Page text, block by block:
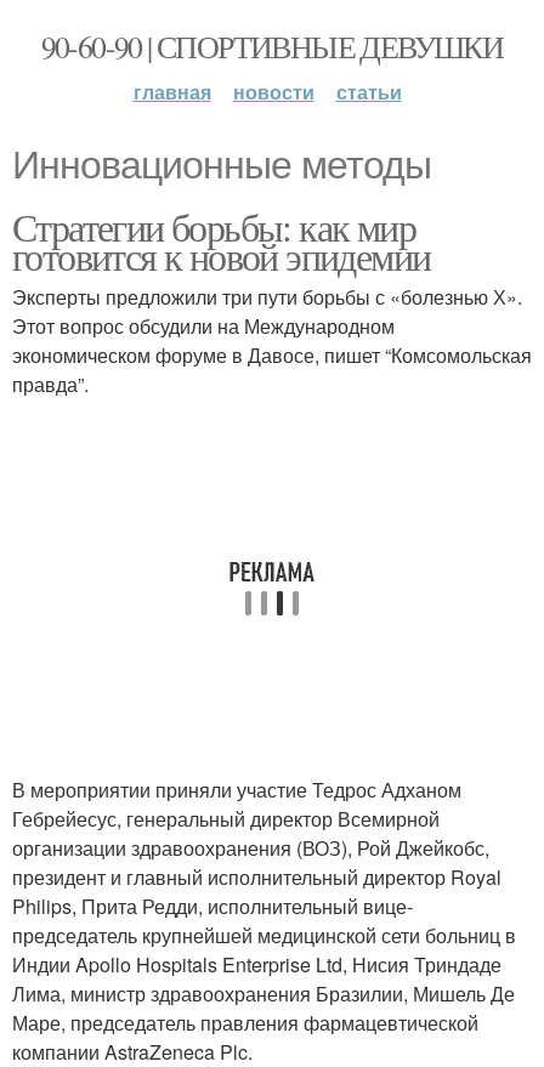
90-60-90 | СПОРТИВНЫЕ ДЕВУШКИ
главная новости статьи
Инновационные методы
Стратегии борьбы: как мир
готовится к новой эпидемии
Эксперты предложили три пути борьбы с «болезнью Х».
Этот вопрос обсудили на Международном
экономическом форуме в Давосе, пишет “Комсомольская
правда”.
В мероприятии приняли участие Тедрос Адханом
Гебрейесус, генеральный директор Всемирной
организации здравоохранения (ВОЗ), Рой Джейкобс,
президент и главный исполнительный директор Royal
Philips, Прита Редди, исполнительный вице-
председатель крупнейшей медицинской сети больниц в
Индии Apollo Hospitals Enterprise Ltd, Нисия Триндаде
Лима, министр здравоохранения Бразилии, Мишель Де
Маре, председатель правления фармацевтической
компании AstraZeneca Plc.